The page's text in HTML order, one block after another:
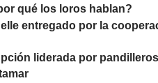
qué los loros hablan?
entregado por la
liderada por